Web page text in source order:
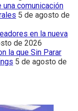
comunicación
5 de agosto de
en la nueva
de 2026
la que Sin Parar
5 de agosto de